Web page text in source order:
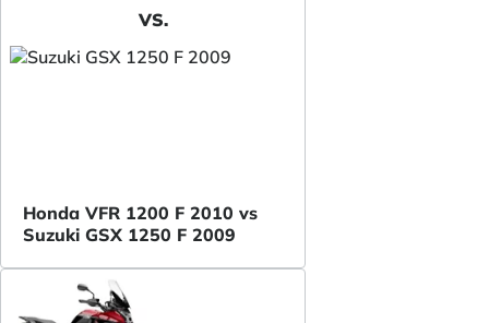
VS.
Honda VFR 1200 F 2010 vs
Suzuki GSX 1250 F 2009